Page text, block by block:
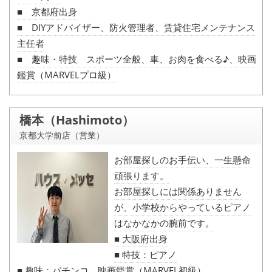
特選物件
ハウスメーカー施工特集！
路線·駅から探す
スタッフ紹介
賃貸管理の北白川店
店舗情報·アクセス
会社概要
メールでお問い合わせ
■ 京都府出身
■ DIYアドバイザー、防火管理者、賃貸住宅メンテナンス
主任者
■ 趣味・特技 スポーツ全般、車、お肉を食べる♪、映画
鑑賞（MARVELプロ級）
橋本（Hashimoto）
京都大学前店（営業）
お部屋探しのお手伝い、一生懸命
頑張ります。
お部屋探しには関係ありません
が、小学校からやっているピアノ
はなかなかの腕前です。
■ 大阪府出身
■ 特技：ピアノ